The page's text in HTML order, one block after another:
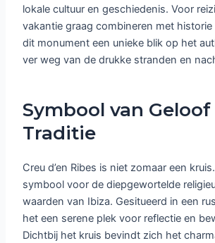
lokale cultuur en geschiedenis. Voor
vakantie graag combineren met historie
dit monument een unieke blik op het
ver weg van de drukke stranden en
Symbool van Geloof
Traditie
Creu d’en Ribes is niet zomaar een
symbool voor de diepgewortelde
waarden van Ibiza. Gesitueerd in een
het een serene plek voor reflectie en
Dichtbij het kruis bevindt zich het